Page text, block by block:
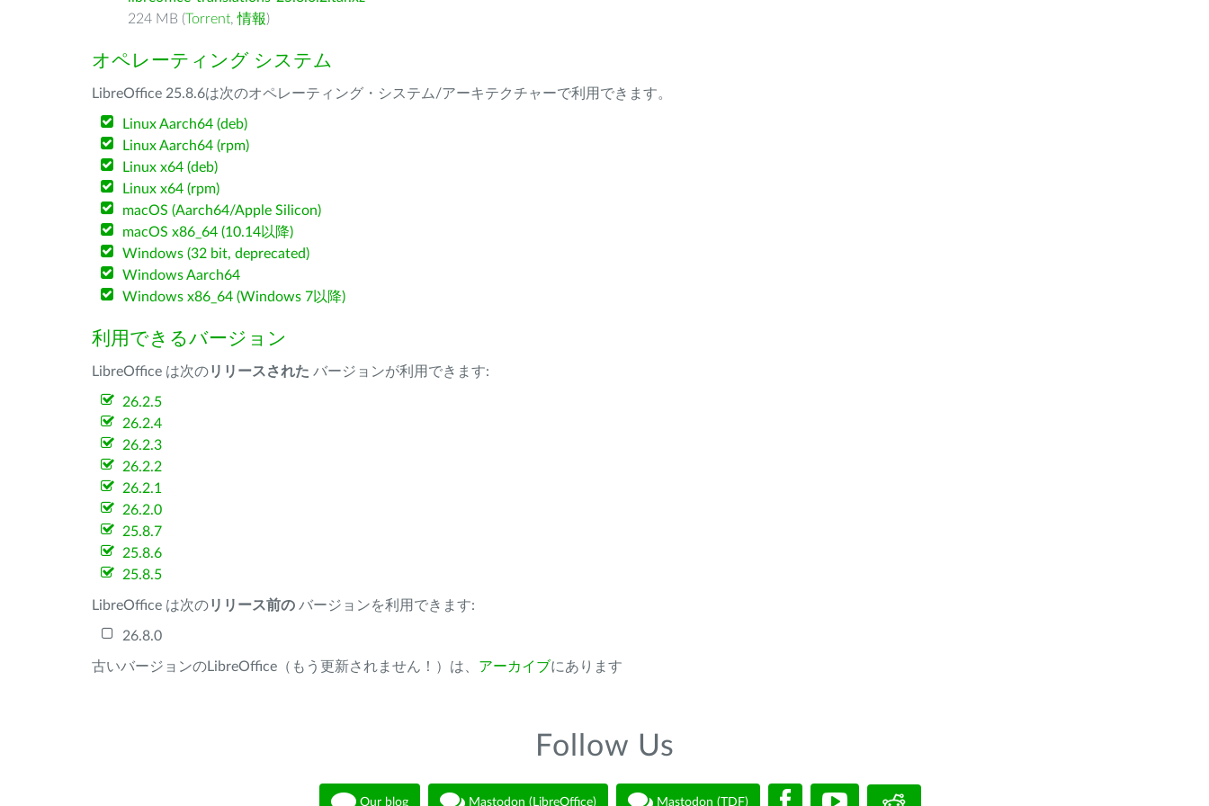
224 MB (Torrent,情報)
オペレーティング システム
LibreOffice 25.8.6は次のオペレーティング・システム/アーキテクチャーで利用できます。
Linux Aarch64 (deb)
Linux Aarch64 (rpm)
Linux x64 (deb)
Linux x64 (rpm)
macOS (Aarch64/Apple Silicon)
macOS x86_64 (10.14以降)
Windows (32 bit, deprecated)
Windows Aarch64
Windows x86_64 (Windows 7以降)
利用できるバージョン
LibreOffice は次のリリースされた バージョンが利用できます:
26.2.5
26.2.4
26.2.3
26.2.2
26.2.1
26.2.0
25.8.7
25.8.6
25.8.5
LibreOffice は次のリリース前の バージョンを利用できます:
26.8.0
古いバージョンのLibreOffice（もう更新されません！）は、 アーカイブにあります
Follow Us
Our blog Mastodon (LibreOffice) Mastodon (TDF)